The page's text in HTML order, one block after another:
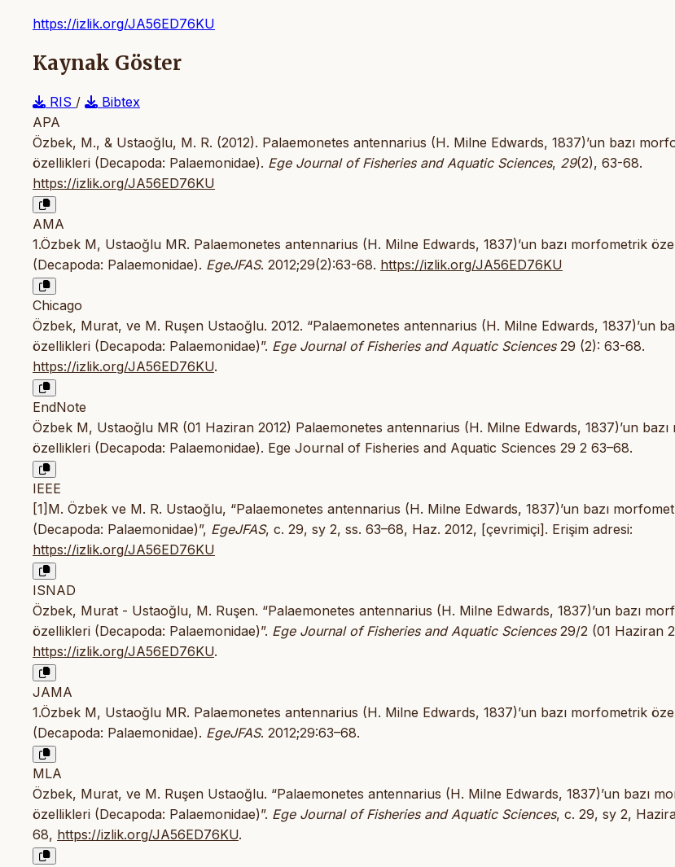
https://izlik.org/JA56ED76KU
Kaynak Göster
RIS /
Bibtex
APA
Özbek, M., & Ustaoğlu, M. R. (2012). Palaemonetes antennarius (H. Milne Edwards, 1837)’un bazı
özellikleri (Decapoda: Palaemonidae). Ege Journal of Fisheries and Aquatic Sciences, 29(2), 63-68.
https://izlik.org/JA56ED76KU
AMA
1.Özbek M, Ustaoğlu MR. Palaemonetes antennarius (H. Milne Edwards, 1837)’un bazı morfometrik
(Decapoda: Palaemonidae). EgeJFAS. 2012;29(2):63-68. https://izlik.org/JA56ED76KU
Chicago
Özbek, Murat, ve M. Ruşen Ustaoğlu. 2012. “Palaemonetes antennarius (H. Milne Edwards, 1837)’un
özellikleri (Decapoda: Palaemonidae)”. Ege Journal of Fisheries and Aquatic Sciences29 (2): 63-68.
https://izlik.org/JA56ED76KU.
EndNote
Özbek M, Ustaoğlu MR (01 Haziran 2012) Palaemonetes antennarius (H. Milne Edwards, 1837)’un
özellikleri (Decapoda: Palaemonidae). Ege Journal of Fisheries and Aquatic Sciences 29 2 63–68.
IEEE
[1]M. Özbek ve M. R. Ustaoğlu, “Palaemonetes antennarius (H. Milne Edwards, 1837)’un bazı
(Decapoda: Palaemonidae)”, EgeJFAS, c. 29, sy 2, ss. 63–68, Haz. 2012, [çevrimiçi]. Erişim adresi:
https://izlik.org/JA56ED76KU
ISNAD
Özbek, Murat - Ustaoğlu, M. Ruşen. “Palaemonetes antennarius (H. Milne Edwards, 1837)’un bazı
özellikleri (Decapoda: Palaemonidae)”. Ege Journal of Fisheries and Aquatic Sciences29/2 (01 Haziran
https://izlik.org/JA56ED76KU.
JAMA
1.Özbek M, Ustaoğlu MR. Palaemonetes antennarius (H. Milne Edwards, 1837)’un bazı morfometrik
(Decapoda: Palaemonidae). EgeJFAS. 2012;29:63–68.
MLA
Özbek, Murat, ve M. Ruşen Ustaoğlu. “Palaemonetes antennarius (H. Milne Edwards, 1837)’un bazı
özellikleri (Decapoda: Palaemonidae)”. Ege Journal of Fisheries and Aquatic Sciences, c. 29, sy 2,
68, https://izlik.org/JA56ED76KU.